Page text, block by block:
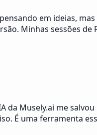
em ideias,
Minhas sessões de
Musely.ai me
É uma ferramenta